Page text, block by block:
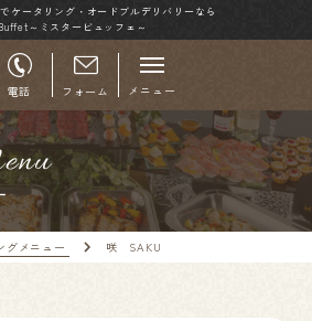
ケータリング・オードブルデリバリーなら
～ミスタービュッフェ～
電話 フォーム メニュー
グメニュー 咲 SAKU